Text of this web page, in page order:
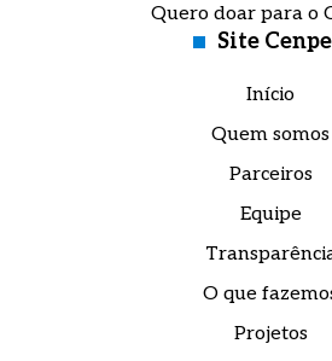
Eu concordo em receber
e nossas práticas para
privacidade, confira a nossa
Enviar
Eu concordo em receber
Quero doar para o
Site
Início
Quem somos
Parceiros
Equipe
O que
Projetos